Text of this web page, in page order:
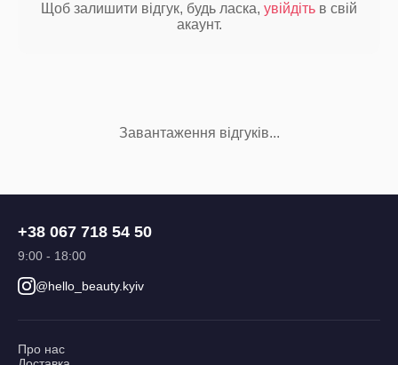
Щоб залишити відгук, будь ласка, увійдіть в свій
акаунт.
Завантаження відгуків...
+38 067 718 54 50
9:00 - 18:00
@hello_beauty.kyiv
Про нас